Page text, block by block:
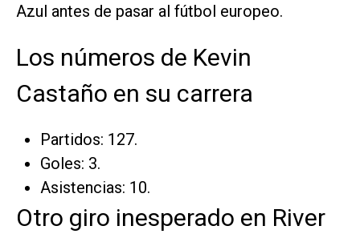
Azul antes de pasar al fútbol europeo.
Los números de Kevin
Castaño en su carrera
Partidos: 127.
Goles: 3.
Asistencias: 10.
Otro giro inesperado en River